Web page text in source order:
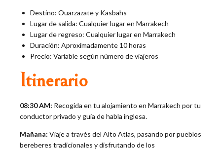
Destino: Ouarzazate y Kasbahs
Lugar de salida: Cualquier lugar en Marrakech
Lugar de regreso: Cualquier lugar en Marrakech
Duración: Aproximadamente 10 horas
Precio: Variable según número de viajeros
Itinerario
08:30 AM: Recogida en tu alojamiento en Marrakech por tu
conductor privado y guía de habla inglesa.
Mañana: Viaje a través del Alto Atlas, pasando por pueblos
bereberes tradicionales y disfrutando de los